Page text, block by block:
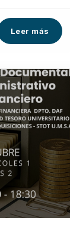
Leer más